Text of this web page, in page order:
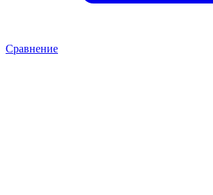
Сравнение